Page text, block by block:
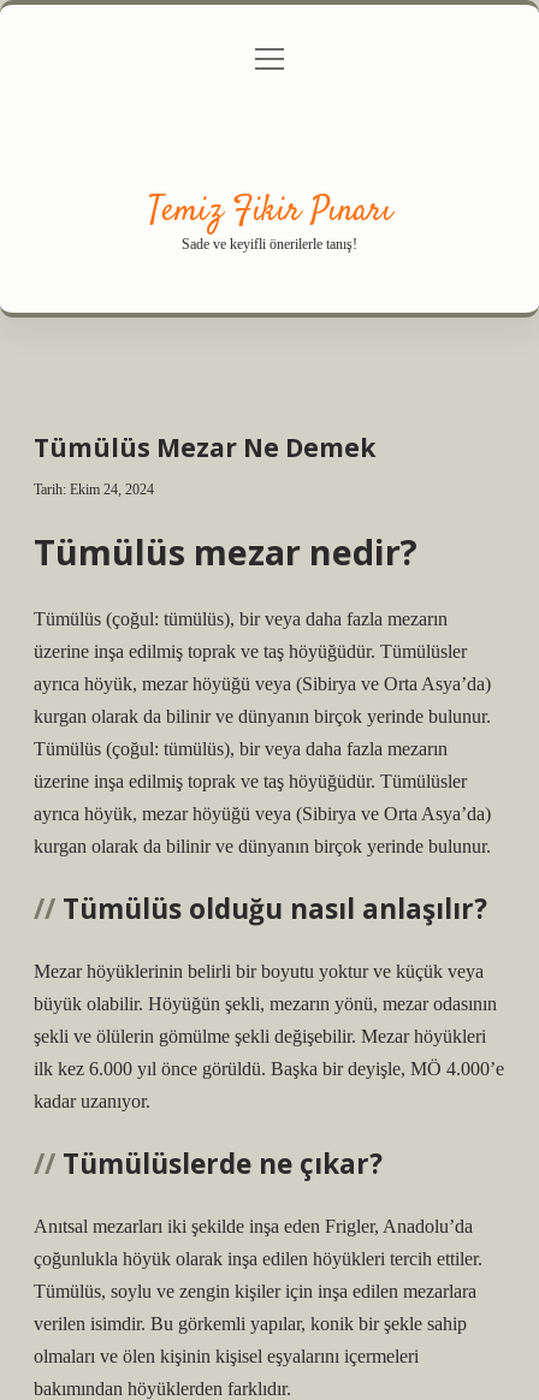
Gizlilik Politikası
menüyü
Temiz Fikir Pınarı
Sade ve keyifli önerilerle tanış!
Tümülüs Mezar Ne Demek
Tarih: Ekim 24, 2024
Tümülüs mezar nedir?
Tümülüs (çoğul: tümülüs), bir veya daha fazla mezarın
üzerine inşa edilmiş toprak ve taş höyüğüdür. Tümülüsler
ayrıca höyük, mezar höyüğü veya (Sibirya ve Orta Asya’da)
kurgan olarak da bilinir ve dünyanın birçok yerinde bulunur.
Tümülüs (çoğul: tümülüs), bir veya daha fazla mezarın
üzerine inşa edilmiş toprak ve taş höyüğüdür. Tümülüsler
ayrıca höyük, mezar höyüğü veya (Sibirya ve Orta Asya’da)
kurgan olarak da bilinir ve dünyanın birçok yerinde bulunur.
Tümülüs olduğu nasıl anlaşılır?
Mezar höyüklerinin belirli bir boyutu yoktur ve küçük veya
büyük olabilir. Höyüğün şekli, mezarın yönü, mezar odasının
şekli ve ölülerin gömülme şekli değişebilir. Mezar höyükleri
ilk kez 6.000 yıl önce görüldü. Başka bir deyişle, MÖ 4.000’e
kadar uzanıyor.
Tümülüslerde ne çıkar?
Anıtsal mezarları iki şekilde inşa eden Frigler, Anadolu’da
çoğunlukla höyük olarak inşa edilen höyükleri tercih ettiler.
Tümülüs, soylu ve zengin kişiler için inşa edilen mezarlara
verilen isimdir. Bu görkemli yapılar, konik bir şekle sahip
olmaları ve ölen kişinin kişisel eşyalarını içermeleri
bakımından höyüklerden farklıdır.